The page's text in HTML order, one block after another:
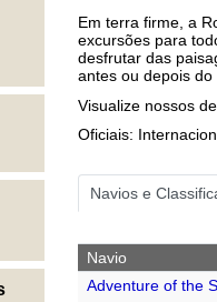
Em terra firme, a
excursões para
desfrutar das
antes ou depois
Visualize nossos
Oficiais:
Navios e
Navio
Adventure of the